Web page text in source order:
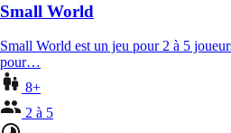
Small World
Small World est un jeu pour 2 à 5
pour…
8+
2 à 5